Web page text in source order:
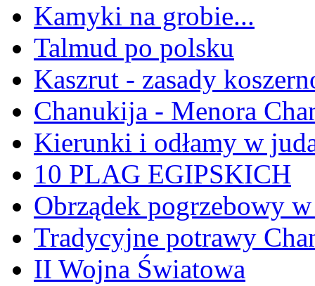
Kamyki na grobie...
Talmud po polsku
Kaszrut - zasady
Chanukija - Menora
Kierunki i odłamy w
10 PLAG EGIPSKICH
Obrządek pogrzebowy
Tradycyjne potrawy
II Wojna Światowa